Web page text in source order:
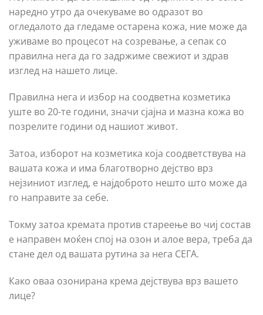
наредно утро да очекуваме во одразот во
огледалото да гледаме остарена кожа, ние може да
уживаме во процесот на созревање, а сепак со
правилна нега да го задржиме свежиот и здрав
изглед на нашето лице.
Правилна нега и избор на соодветна козметика
уште во 20-те години, значи сјајна и мазна кожа во
позрелите години од нашиот живот.
Затоа, изборот на козметика која соодветствува на
вашата кожа и има благотворно дејство врз
нејзиниот изглед, е најдоброто нешто што може да
го направите за себе.
Токму затоа кремата против стареење во чиј состав
е направен моќен спој на озон и алое вера, треба да
стане дел од вашата рутина за нега СЕГА.
Како оваа озонирана крема дејствува врз вашето
лице?